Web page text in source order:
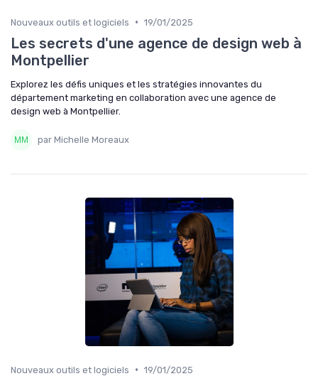
Nouveaux outils et logiciels • 19/01/2025
Les secrets d'une agence de design web à
Montpellier
Explorez les défis uniques et les stratégies innovantes du
département marketing en collaboration avec une agence de
design web à Montpellier.
par Michelle Moreaux
Nouveaux outils et logiciels • 19/01/2025